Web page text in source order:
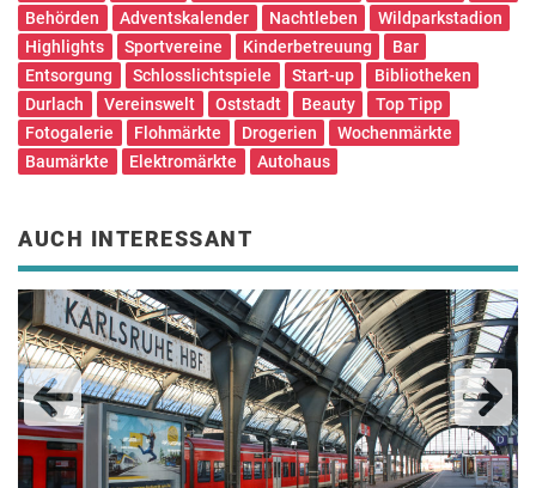
Behörden
Adventskalender Nachtleben
Wildparkstadion
Highlights
Sportvereine Kinderbetreuung
Bar
Entsorgung
Schlosslichtspiele Start-up
Bibliotheken
Durlach
Vereinswelt Oststadt Beauty
Top Tipp
Fotogalerie
Flohmärkte Drogerien
Wochenmärkte
Baumärkte
Elektromärkte Autohaus
AUCH INTERESSANT